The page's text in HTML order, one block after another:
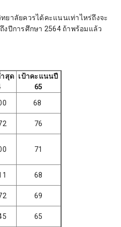
ยาลัยควรได้คะแนนเท่าไหร่ถึงจะ
ปีการศึกษา 2564 ถ้าพร้อมแล้ว
สุด เป้าคะแนนปี
65
68
76
71
68
69
65